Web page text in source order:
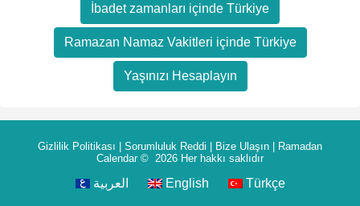
İbadet zamanları içinde Türkiye
Ramazan Namaz Vakitleri içinde Türkiye
Yaşınızı Hesaplayın
Gizlilik Politikası | Sorumluluk Reddi | Bize Ulaşın | Ramadan
Calendar© 2026 Her hakkı saklıdır
العربية English Türkçe